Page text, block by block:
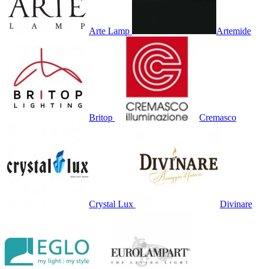
Arte Lamp Artemide
Britop Cremasco
Crystal Lux Divinare